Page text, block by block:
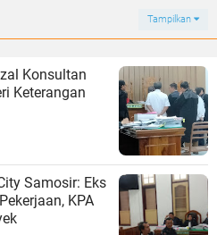
Tampilkan
Konsultan
Keterangan
Samosir: Eks
KPA